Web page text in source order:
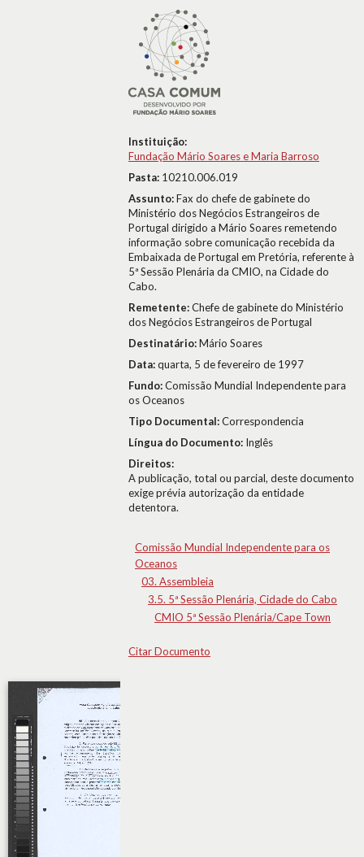
Instituição:
Fundação Mário Soares e Maria Barroso
Pasta: 10210.006.019
Assunto:Fax do chefe de gabinete do
Ministério dos Negócios Estrangeiros de
Portugal dirigido a Mário Soares remetendo
informação sobre comunicação recebida da
Embaixada de Portugal em Pretória, referente à
5ª Sessão Plenária da CMIO, na Cidade do
Cabo.
Remetente:Chefe de gabinete do Ministério
dos Negócios Estrangeiros de Portugal
Destinatário:Mário Soares
Data:quarta, 5 de fevereiro de 1997
Fundo:Comissão Mundial Independente para
os Oceanos
Tipo Documental:Correspondencia
Língua do Documento: Inglês
Direitos:
A publicação, total ou parcial, deste documento
exige prévia autorização da entidade
detentora.
Comissão Mundial Independente para os
Oceanos
03. Assembleia
3.5. 5ª Sessão Plenária, Cidade do Cabo
CMIO 5ª Sessão Plenária/Cape Town
Citar Documento